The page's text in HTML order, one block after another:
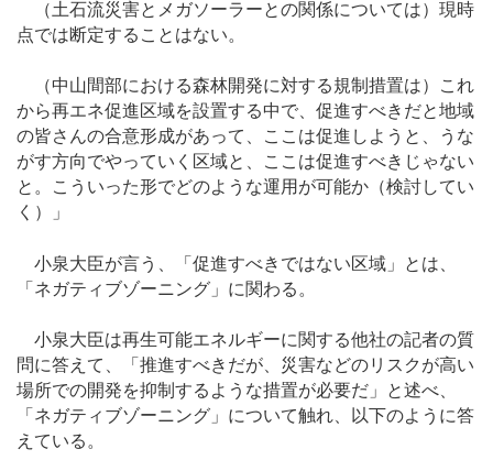
（土石流災害とメガソーラーとの関係については）現時
点では断定することはない。
（中山間部における森林開発に対する規制措置は）これ
から再エネ促進区域を設置する中で、促進すべきだと地域
の皆さんの合意形成があって、ここは促進しようと、うな
がす方向でやっていく区域と、ここは促進すべきじゃない
と。こういった形でどのような運用が可能か（検討してい
く）」
小泉大臣が言う、「促進すべきではない区域」とは、
「ネガティブゾーニング」に関わる。
小泉大臣は再生可能エネルギーに関する他社の記者の質
問に答えて、「推進すべきだが、災害などのリスクが高い
場所での開発を抑制するような措置が必要だ」と述べ、
「ネガティブゾーニング」について触れ、以下のように答
えている。